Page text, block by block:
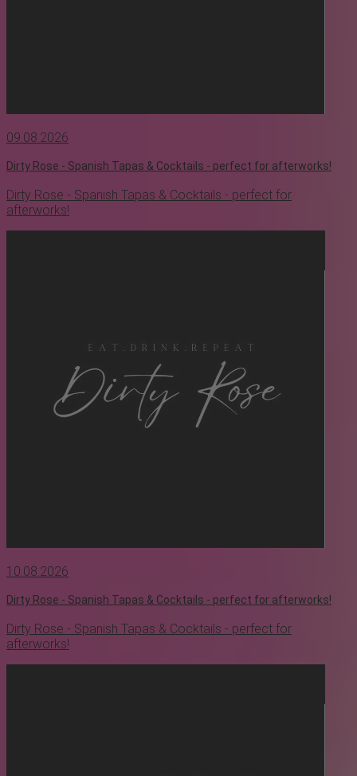
09.08.2026
Dirty Rose - Spanish Tapas & Cocktails - perfect for afterworks!
Dirty Rose - Spanish Tapas & Cocktails - perfect for
afterworks!
10.08.2026
Dirty Rose - Spanish Tapas & Cocktails - perfect for afterworks!
Dirty Rose - Spanish Tapas & Cocktails - perfect for
afterworks!